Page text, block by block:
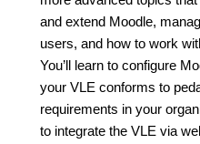
and extend Moodle,
users, and how to work
You’ll learn to configure
your VLE conforms to
requirements in your
to integrate the VLE via